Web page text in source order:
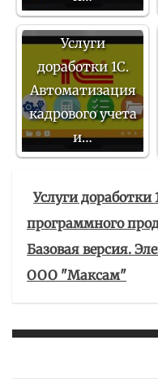
Услуги
доработки 1С.
Автоматизация
кадрового учета
и…
Услуги доработки
программного
Базовая версия.
ООО "Максам"